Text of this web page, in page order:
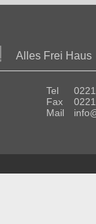
Alles Frei Haus
Tel
Fax
Mail